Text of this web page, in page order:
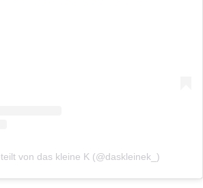
von das kleine K (@daskleinek_)